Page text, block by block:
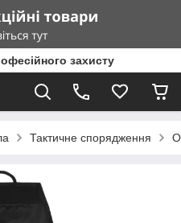
захисту
Тактичне спорядження